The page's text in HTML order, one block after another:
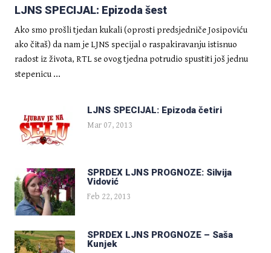
Najgori običaji na hrvatskim
svadbama (drugi dio)
Sudac optuženika kaznio
slušanjem obrane diplomskog
rada na Filozofskom fakultetu.
Udruge za zaštitu ljudskih prava
u šoku!
LJNS SPECIJAL: Epizoda šest
Ako smo prošli tjedan kukali (oprosti predsjedniče Josipoviću
ako čitaš) da nam je LJNS specijal o raspakiravanju istisnuo
radost iz života, RTL se ovog tjedna potrudio spustiti još jednu
stepenicu ...
LJNS SPECIJAL: Epizoda četiri
Mar 07, 2013
SPRDEX LJNS PROGNOZE: Silvija
Vidović
Feb 22, 2013
SPRDEX LJNS PROGNOZE – Saša
Kunjek